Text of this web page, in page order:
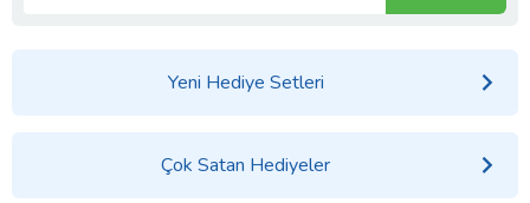
Yeni Hediye Setleri
Çok Satan Hediyeler